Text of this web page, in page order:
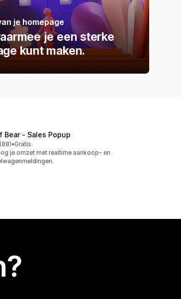
je homepage
je een sterke
kunt maken.
Bear ‑ Sales Popup
5 sterren
(88) in totaal
•Gratis
je omzet met realtime aankoop- en